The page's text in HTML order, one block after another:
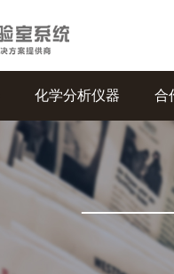
化学分析仪器 合